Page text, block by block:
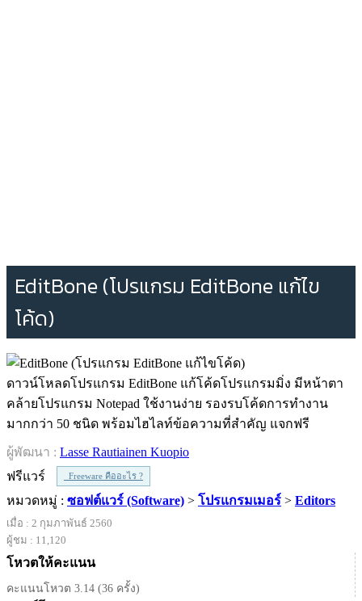
EditBone (โปรแกรม EditBone แก้ไข
โค้ด)
ดาวน์โหลดโปรแกรม EditBone แก้โค้ดโปรแกรมมิ่ง มีหน้าตา
คล้ายโปรแกรม Notepad ใช้งานง่าย รองรบโค้ดการทำงาน
มากกว่า 50 ชนิด พร้อมไฮไลท์ข้อความที่สำคัญ แจกฟรี
ผู้พัฒนา : Lasse Rautiainen Kuopio
ฟรีแวร์
Freeware คืออะไร ?
หมวดหมู่ : ซอฟต์แวร์ (Software) > โปรแกรมเมอร์ > Editors
เมื่อ : 2 กุมภาพันธ์ 2560
ผู้ชม : 11,120
โหวตให้คะแนน
คะแนนโหวต 3.14 (36 ครั้ง)